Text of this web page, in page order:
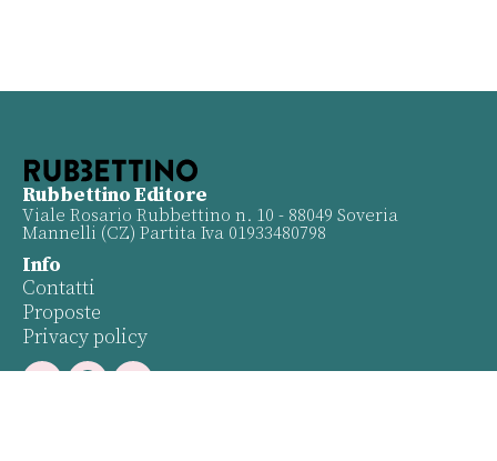
Rubbettino Editore
Viale Rosario Rubbettino n. 10 - 88049 Soveria
Mannelli (CZ) Partita Iva 01933480798
Info
Contatti
Proposte
Privacy policy